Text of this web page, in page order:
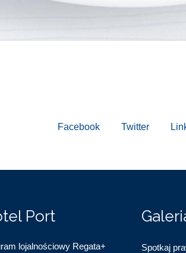
Facebook Twitter
Port
lojalnościowy Regata+
Spotkaj